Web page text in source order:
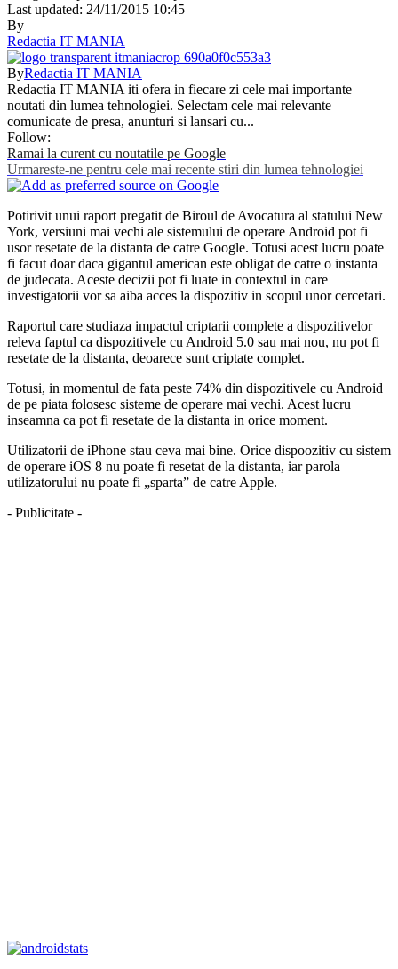
Last updated: 24/11/2015 10:45
By
Redactia IT MANIA
ByRedactia IT MANIA
Redactia IT MANIA iti ofera in fiecare zi cele mai importante
noutati din lumea tehnologiei. Selectam cele mai relevante
comunicate de presa, anunturi si lansari cu...
Follow:
Ramai la curent cu noutatile pe Google
Urmareste-ne pentru cele mai recente stiri din lumea tehnologiei
Potirivit unui raport pregatit de Biroul de Avocatura al statului New
York, versiuni mai vechi ale sistemului de operare Android pot fi
usor resetate de la distanta de catre Google. Totusi acest lucru poate
fi facut doar daca gigantul american este obligat de catre o instanta
de judecata. Aceste decizii pot fi luate in contextul in care
investigatorii vor sa aiba acces la dispozitiv in scopul unor cercetari.
Raportul care studiaza impactul criptarii complete a dispozitivelor
releva faptul ca dispozitivele cu Android 5.0 sau mai nou, nu pot fi
resetate de la distanta, deoarece sunt criptate complet.
Totusi, in momentul de fata peste 74% din dispozitivele cu Android
de pe piata folosesc sisteme de operare mai vechi. Acest lucru
inseamna ca pot fi resetate de la distanta in orice moment.
Utilizatorii de iPhone stau ceva mai bine. Orice dispoozitiv cu sistem
de operare iOS 8 nu poate fi resetat de la distanta, iar parola
utilizatorului nu poate fi „sparta” de catre Apple.
- Publicitate -